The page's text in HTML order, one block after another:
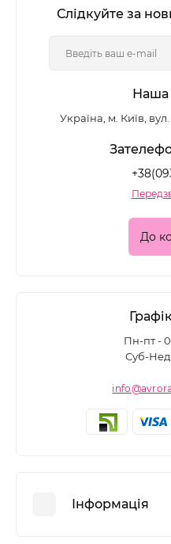
Слідкуйте за
Наша
Україна, м. Київ,
До
Пн-пт -
Суб-Нед
Інформація